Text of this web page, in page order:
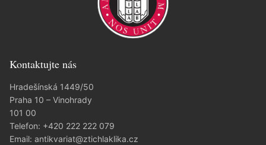
Kontaktujte nás
Hradešínská 1449/50
Praha 10 – Vinohrady
101 00
Telefon: +420 222 222 079
Email: antikvariat@ztichlaklika.cz